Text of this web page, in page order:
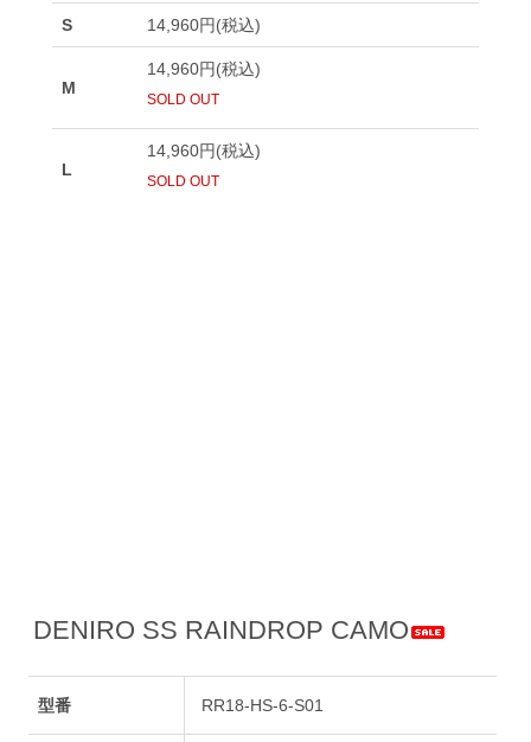
DENIRO SS RAINDROP CAMO
型番 RR18-HS-6-S01